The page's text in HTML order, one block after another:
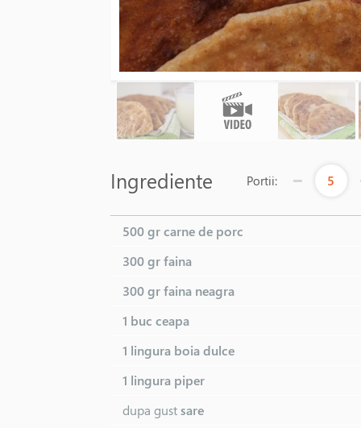
Ingrediente Portii: 5
500 grcarne de porc
300 grfaina
300 grfaina neagra
1 buc ceapa
1 lingura boia dulce
1 lingura piper
dupa gustsare